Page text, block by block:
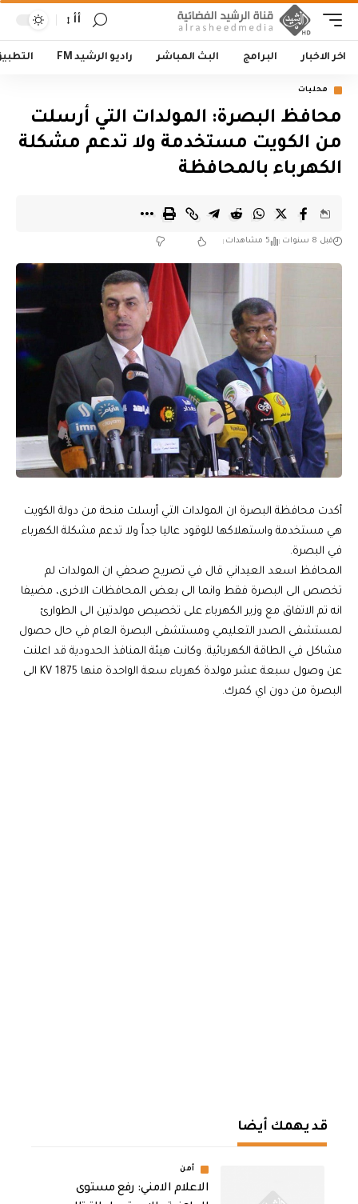
أأ
اخر الاخبار البرامج البث المباشر راديو الرشيد FM
محليات
محافظ البصرة: المولدات التي أرسلت
من الكويت مستخدمة ولا تدعم مشكلة
الكهرباء بالمحافظة
قبل 8 سنوات 5 مشاهدات
أكدت محافظة البصرة ان المولدات التي أرسلت منحة من دولة الكويت
هي مستخدمة واستهلاكها للوقود عاليا جداً ولا تدعم مشكلة الكهرباء
في البصرة.
المحافظ اسعد العيداني قال في تصريح صحفي ان المولدات لم
تخصص الى البصرة فقط وانما الى بعض المحافظات الاخرى، مضيفا
انه تم الاتفاق مع وزير الكهرباء على تخصيص مولدتين الى الطوارئ
لمستشفى الصدر التعليمي ومستشفى البصرة العام في حال حصول
مشاكل في الطاقة الكهربائية. وكانت هيئة المنافذ الحدودية قد اعلنت
عن وصول سبعة عشر مولدة كهرباء سعة الواحدة منها 1875 KV الى
البصرة من دون اي كمرك.
قد يهمك أيضا
أمن
الاعلام الامني: رفع مستوى